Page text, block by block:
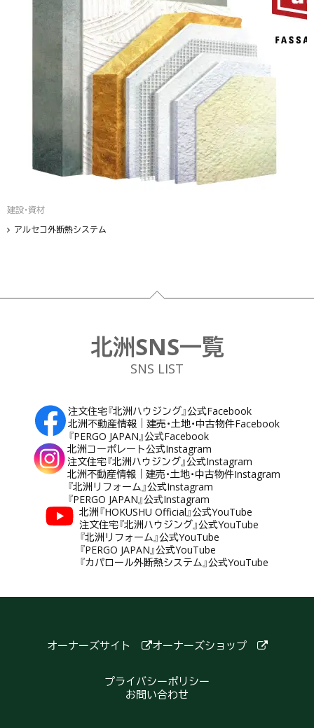
建設・資材
アルセコ外断熱システム
フッター
北洲SNS一覧
SNS LIST
注文住宅『北洲ハウジング』公式Facebook
北洲不動産情報｜建売・土地・中古物件Facebook
『PERGO JAPAN』公式Facebook
北洲コーポレート公式Instagram
注文住宅『北洲ハウジング』公式Instagram
北洲不動産情報｜建売・土地・中古物件Instagram
『北洲リフォーム』公式Instagram
『PERGO JAPAN』公式Instagram
北洲『HOKUSHU Official』公式YouTube
注文住宅『北洲ハウジング』公式YouTube
『北洲リフォーム』公式YouTube
『PERGO JAPAN』公式YouTube
『カパロール外断熱システム』公式YouTube
オーナーズサイト オーナーズショップ
プライバシーポリシー
お問い合わせ